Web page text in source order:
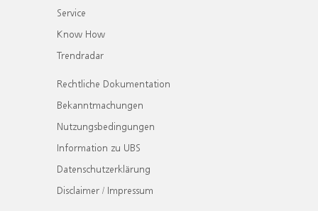
Service
Know How
Trendradar
Rechtliche Dokumentation
Bekanntmachungen
Nutzungsbedingungen
Information zu UBS
Datenschutzerklärung
Disclaimer / Impressum